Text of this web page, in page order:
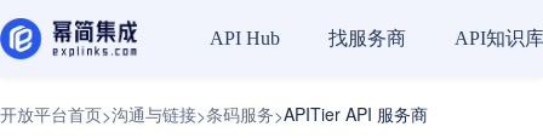
API Hub 找服务商 API知识库
开放平台首页>沟通与链接>条码服务>APITier API 服务商